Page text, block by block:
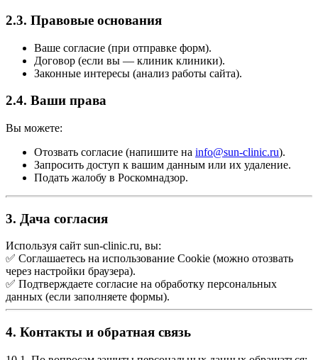
2.3. Правовые основания
Ваше согласие (при отправке форм).
Договор (если вы — клиник клиники).
Законные интересы (анализ работы сайта).
2.4. Ваши права
Вы можете:
Отозвать согласие (напишите на info@sun-clinic.ru).
Запросить доступ к вашим данным или их удаление.
Подать жалобу в Роскомнадзор.
3. Дача согласия
Используя сайт sun-clinic.ru, вы:
✅ Соглашаетесь на использование Cookie (можно отозвать
через настройки браузера).
✅ Подтверждаете согласие на обработку персональных
данных (если заполняете формы).
4. Контакты и обратная связь